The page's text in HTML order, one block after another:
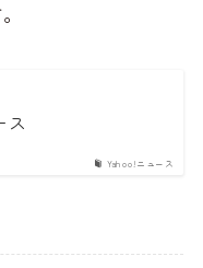
Yahoo!ニュース
ス